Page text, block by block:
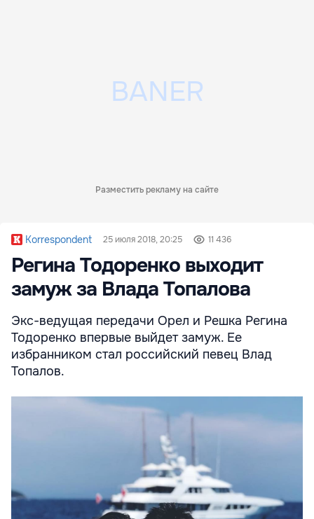
Разместить рекламу на сайте
Korrespondent 25 июля 2018, 20:25 11 436
Регина Тодоренко выходит
замуж за Влада Топалова
Экс-ведущая передачи Орел и Решка Регина
Тодоренко впервые выйдет замуж. Ее
избранником стал российский певец Влад
Топалов.